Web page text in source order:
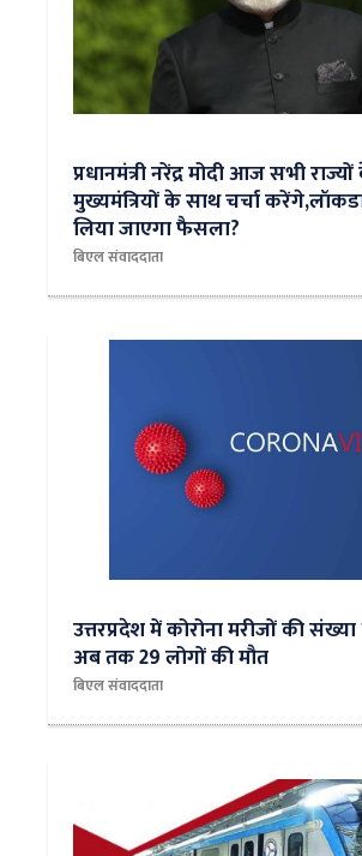
प्रधानमंत्री नरेंद्र मोदी आज सभी
मुख्यमंत्रियों के साथ चर्चा
लिया जाएगा फैसला?
बिएल संवाददाता
उत्तरप्रदेश में कोरोना मरीजों की
अब तक 29 लोगों की मौत
बिएल संवाददाता